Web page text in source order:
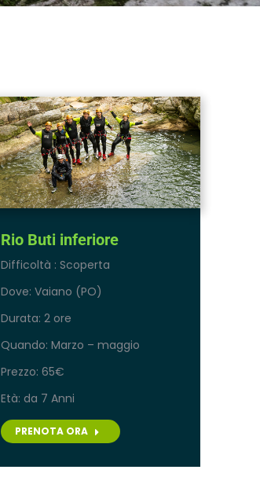
Rio Buti inferiore
Difficoltà : Scoperta
Dove: Vaiano (PO)
Durata: 2 ore
Quando: Marzo – maggio
Prezzo: 65€
Età: da 7 Anni
PRENOTA ORA